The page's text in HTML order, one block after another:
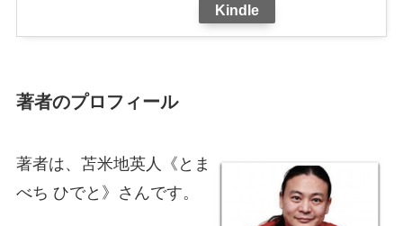
Kindle
著者のプロフィール
著者は、苫米地英人《とま
べち ひでと》さんです。